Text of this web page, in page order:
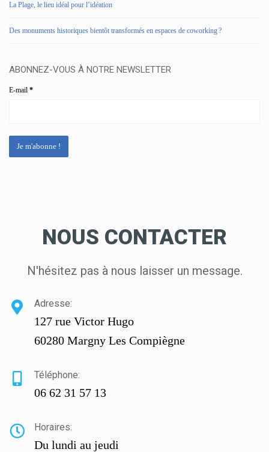
La Plage, le lieu idéal pour l’idéation
Des monuments historiques bientôt transformés en espaces de coworking ?
ABONNEZ-VOUS À NOTRE NEWSLETTER
E-mail *
NOUS CONTACTER
N'hésitez pas à nous laisser un message.
Adresse:
127 rue Victor Hugo
60280 Margny Les Compiègne
Téléphone:
06 62 31 57 13
Horaires:
Du lundi au jeudi